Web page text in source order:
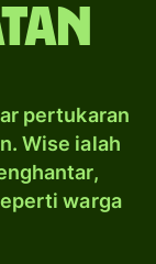
pertukaran
Wise ialah
warga